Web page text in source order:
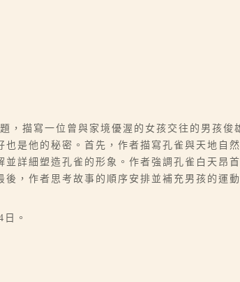
，描寫一位曾與家境優渥的女孩交往的男孩
是他的秘密。首先，作者描寫孔雀與天地自
詳細塑造孔雀的形象。作者強調孔雀白天昂
，作者思考故事的順序安排並補充男孩的運
。